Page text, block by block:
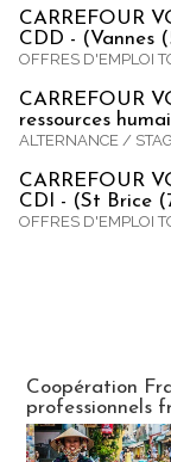
CARREFOUR
CDD - (Vannes
OFFRES D'EMPLOI
CARREFOUR
ressources
ALTERNANCE /
CARREFOUR
CDI - (St Brice
OFFRES D'EMPLOI
Coopération
professionnels